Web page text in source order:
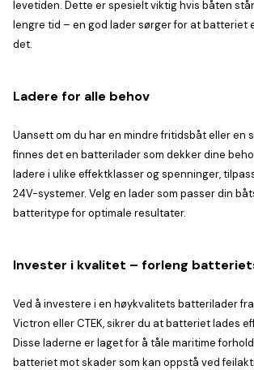
levetiden. Dette er spesielt viktig hvis båten
lengre tid – en god lader sørger for at batteriet
det.
Ladere for alle behov
Uansett om du har en mindre fritidsbåt eller en
finnes det en batterilader som dekker dine
ladere i ulike effektklasser og spenninger,
24V-systemer. Velg en lader som passer din
batteritype for optimale resultater.
Invester i kvalitet – forleng
Ved å investere i en høykvalitets batterilader
Victron eller CTEK, sikrer du at batteriet lades
Disse laderne er laget for å tåle maritime
batteriet mot skader som kan oppstå ved